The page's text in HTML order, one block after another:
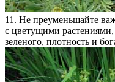
11. Не преуменьшайте
с цветущими
зеленого, плотность и